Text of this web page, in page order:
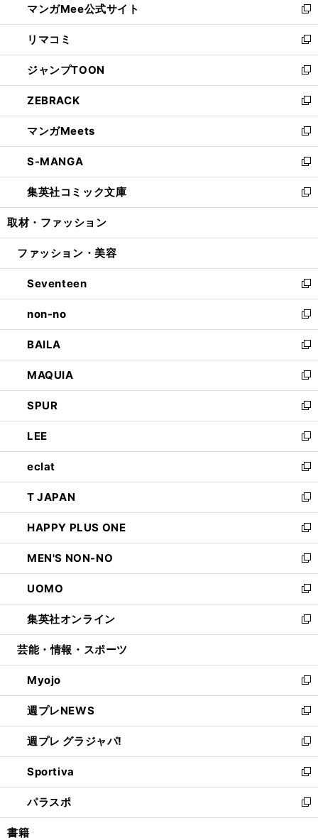
く
ド
ウ
で
開
く
ィ
ン
ド
ウ
で
開
く
い
ウ
ィ
ン
ド
ウ
で
開
く
マンガMee公式サイト
新
し
い
ウ
ィ
ン
ド
ウ
で
開
く
リマコミ
新
し
い
ウ
ィ
ン
ド
ウ
で
開
く
ジャンプTOON
新
し
い
ウ
ィ
ン
ド
ウ
で
開
ZEBRACK
新
し
い
ウ
ィ
ン
ド
ウ
開
マンガMeets
新
し
い
ウ
ィ
ン
ウ
開
く
S-MANGA
新
し
い
ウ
ン
ウ
で
開
く
集英社コミック文庫
新
し
ウ
ン
ド
ウ
で
開
く
取材・ファッション
ファッション・美容
Seventeen
新
し
い
ウ
ィ
ン
ド
ウ
で
開
く
non-no
新
し
い
ウ
ィ
ン
ド
ウ
で
開
く
BAILA
新
し
い
ウ
ィ
ン
ド
ウ
で
開
く
MAQUIA
新
し
い
ウ
ィ
ン
ド
ウ
で
開
く
SPUR
新
し
い
ウ
ィ
ン
ド
ウ
で
開
く
LEE
新
し
い
ウ
ィ
ン
ド
ウ
で
開
く
eclat
新
し
い
ウ
ィ
ン
ド
ウ
で
開
く
T JAPAN
新
し
い
ウ
ィ
ン
ド
ウ
で
開
HAPPY PLUS ONE
新
し
い
ウ
ィ
ン
ド
ウ
開
く
MEN'S NON-NO
新
し
い
ウ
ィ
ン
ウ
で
開
く
UOMO
新
し
い
ウ
ン
ド
ウ
で
開
く
集英社オンライン
新
し
ウ
ィ
ン
ド
ウ
で
開
く
芸能・情報・スポーツ
Myojo
新
し
い
ウ
ィ
ン
ド
ウ
で
開
週プレNEWS
新
し
い
ウ
ィ
ン
ド
ウ
週プレ グラジャパ!
新
し
い
ウ
ィ
ン
Sportiva
新
し
い
ウ
パラスポ
新
し
書籍